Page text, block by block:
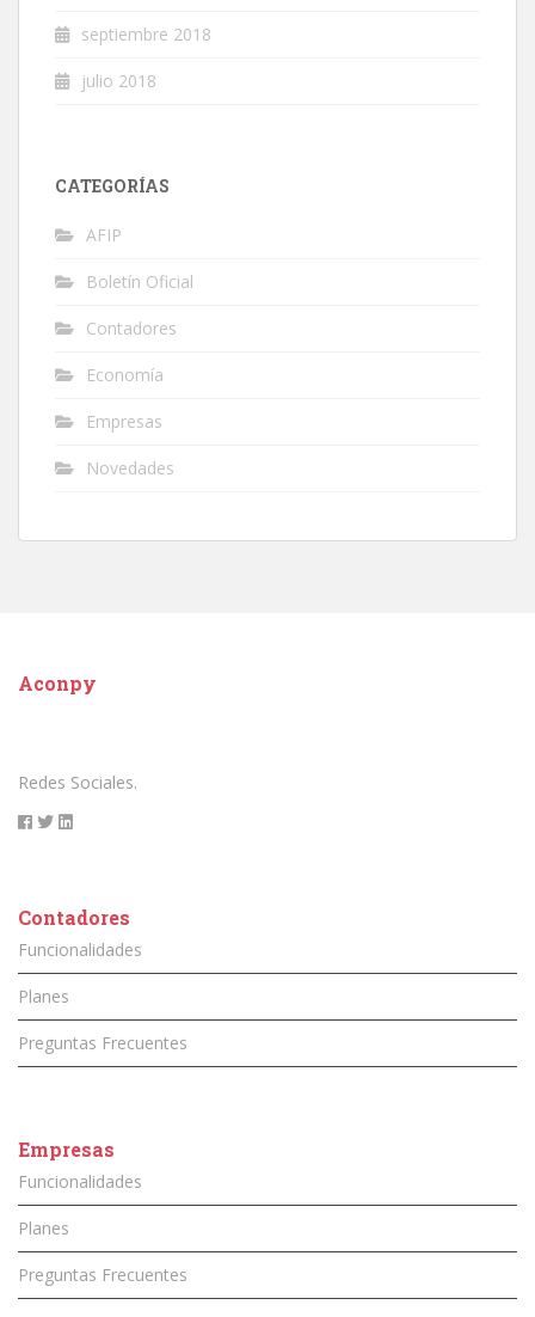
septiembre 2018
julio 2018
CATEGORÍAS
AFIP
Boletín Oficial
Contadores
Economía
Empresas
Novedades
Aconpy
Redes Sociales.
Contadores
Funcionalidades
Planes
Preguntas Frecuentes
Empresas
Funcionalidades
Planes
Preguntas Frecuentes